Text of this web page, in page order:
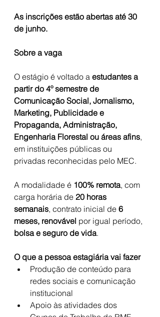
As inscrições estão abertas até 30
de junho.
Sobre a vaga
O estágio é voltado a estudantes a
partir do 4º semestre de
Comunicação Social, Jornalismo,
Marketing, Publicidade e
Propaganda, Administração,
Engenharia Florestal ou áreas afins,
em instituições públicas ou
privadas reconhecidas pelo MEC.
A modalidade é 100% remota, com
carga horária de 20 horas
semanais, contrato inicial de 6
meses, renovável por igual período,
bolsa e seguro de vida.
O que a pessoa estagiária vai fazer
Produção de conteúdo para
redes sociais e comunicação
institucional
Apoio às atividades dos